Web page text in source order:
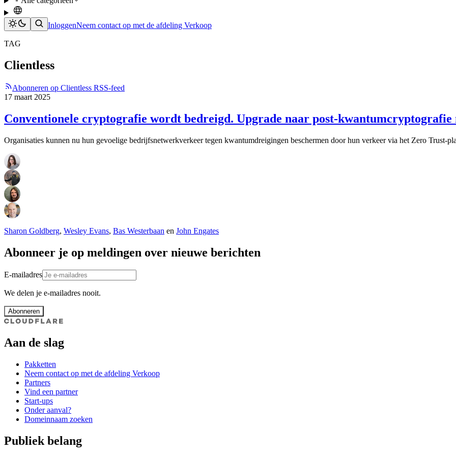
InloggenNeem contact op met de afdeling Verkoop
TAG
Clientless
Abonneren op Clientless RSS-feed
17 maart 2025
Conventionele cryptografie wordt bedreigd. Upgrade naar post-
Organisaties kunnen nu hun gevoelige bedrijfsnetwerkverkeer tegen kwantumdreigingen beschermen door hun verkeer via het Zero Trust-
Sharon Goldberg, Wesley Evans, Bas Westerbaan en John Engates
Abonneer je op meldingen over nieuwe berichten
E-mailadres
We delen je e-mailadres nooit.
Abonneren
Aan de slag
Pakketten
Neem contact op met de afdeling Verkoop
Partners
Vind een partner
Start-ups
Onder aanval?
Domeinnaam zoeken
Publiek belang